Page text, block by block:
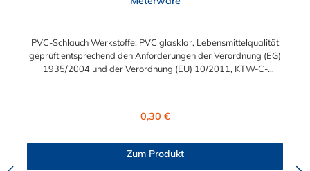
PVC-Schlauch Werkstoffe: PVC glasklar, Lebensmittelqualität
geprüft entsprechend den Anforderungen der Verordnung (EG)
1935/2004 und der Verordnung (EU) 10/2011, KTW-C-
Mineralwasser, Süßmost und alkoholische Getränke bis 15
fetthaltige Produkte!). Die durchfließenden Lebensmittel sollten
+40°C nicht überschreiten. Eine Geschmacksprobe ist ratsam.
Regulärer Preis:
0,30 €
Zum Produkt